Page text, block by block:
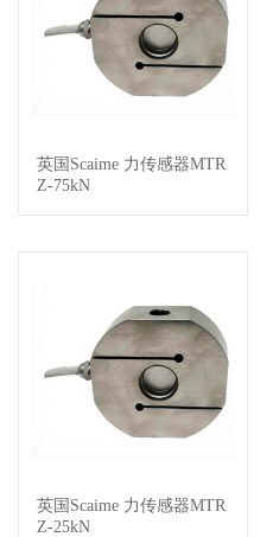
查看详情
英国Scaime 力传感器MTR
Z-75kN
查看详情
英国Scaime 力传感器MTR
Z-25kN